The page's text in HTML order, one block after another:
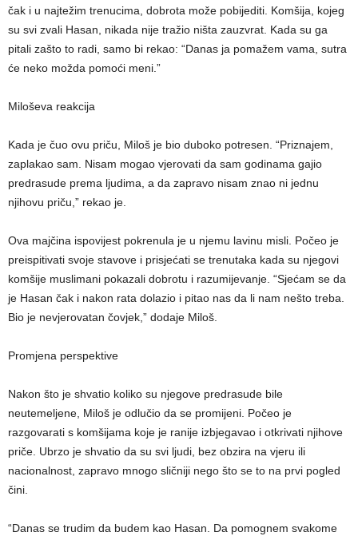
čak i u najtežim trenucima, dobrota može pobijediti. Komšija, kojeg
su svi zvali Hasan, nikada nije tražio ništa zauzvrat. Kada su ga
pitali zašto to radi, samo bi rekao: “Danas ja pomažem vama, sutra
će neko možda pomoći meni.”
Miloševa reakcija
Kada je čuo ovu priču, Miloš je bio duboko potresen. “Priznajem,
zaplakao sam. Nisam mogao vjerovati da sam godinama gajio
predrasude prema ljudima, a da zapravo nisam znao ni jednu
njihovu priču,” rekao je.
Ova majčina ispovijest pokrenula je u njemu lavinu misli. Počeo je
preispitivati svoje stavove i prisjećati se trenutaka kada su njegovi
komšije muslimani pokazali dobrotu i razumijevanje. “Sjećam se da
je Hasan čak i nakon rata dolazio i pitao nas da li nam nešto treba.
Bio je nevjerovatan čovjek,” dodaje Miloš.
Promjena perspektive
Nakon što je shvatio koliko su njegove predrasude bile
neutemeljene, Miloš je odlučio da se promijeni. Počeo je
razgovarati s komšijama koje je ranije izbjegavao i otkrivati njihove
priče. Ubrzo je shvatio da su svi ljudi, bez obzira na vjeru ili
nacionalnost, zapravo mnogo sličniji nego što se to na prvi pogled
čini.
“Danas se trudim da budem kao Hasan. Da pomognem svakome